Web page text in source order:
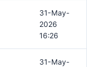
31-May-
2026
16:26
31-May-